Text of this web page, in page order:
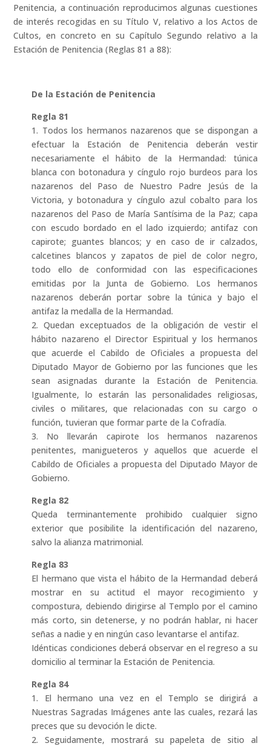
Penitencia, a continuación reproducimos algunas cuestiones
de interés recogidas en su Título V, relativo a los Actos de
Cultos, en concreto en su Capítulo Segundo relativo a la
Estación de Penitencia (Reglas 81 a 88):
De la Estación de Penitencia
Regla 81
1. Todos los hermanos nazarenos que se dispongan a
efectuar la Estación de Penitencia deberán vestir
necesariamente el hábito de la Hermandad: túnica
blanca con botonadura y cíngulo rojo burdeos para los
nazarenos del Paso de Nuestro Padre Jesús de la
Victoria, y botonadura y cíngulo azul cobalto para los
nazarenos del Paso de María Santísima de la Paz; capa
con escudo bordado en el lado izquierdo; antifaz con
capirote; guantes blancos; y en caso de ir calzados,
calcetines blancos y zapatos de piel de color negro,
todo ello de conformidad con las especificaciones
emitidas por la Junta de Gobierno. Los hermanos
nazarenos deberán portar sobre la túnica y bajo el
antifaz la medalla de la Hermandad.
2. Quedan exceptuados de la obligación de vestir el
hábito nazareno el Director Espiritual y los hermanos
que acuerde el Cabildo de Oficiales a propuesta del
Diputado Mayor de Gobierno por las funciones que les
sean asignadas durante la Estación de Penitencia.
Igualmente, lo estarán las personalidades religiosas,
civiles o militares, que relacionadas con su cargo o
función, tuvieran que formar parte de la Cofradía.
3. No llevarán capirote los hermanos nazarenos
penitentes, manigueteros y aquellos que acuerde el
Cabildo de Oficiales a propuesta del Diputado Mayor de
Gobierno.
Regla 82
Queda terminantemente prohibido cualquier signo
exterior que posibilite la identificación del nazareno,
salvo la alianza matrimonial.
Regla 83
El hermano que vista el hábito de la Hermandad deberá
mostrar en su actitud el mayor recogimiento y
compostura, debiendo dirigirse al Templo por el camino
más corto, sin detenerse, y no podrán hablar, ni hacer
señas a nadie y en ningún caso levantarse el antifaz.
Idénticas condiciones deberá observar en el regreso a su
domicilio al terminar la Estación de Penitencia.
Regla 84
1. El hermano una vez en el Templo se dirigirá a
Nuestras Sagradas Imágenes ante las cuales, rezará las
preces que su devoción le dicte.
2. Seguidamente, mostrará su papeleta de sitio al